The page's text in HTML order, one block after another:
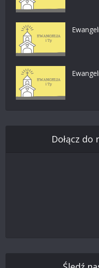
Dołącz do